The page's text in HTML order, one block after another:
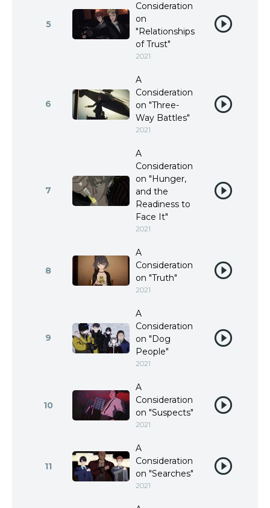
5
Consideration
on
"Relationships
of Trust"
2021
6
A
Consideration
on "Three-
Way Battles"
2021
7
A
Consideration
on "Hunger,
and the
Readiness to
Face It"
2021
8
A
Consideration
on "Truth"
2021
9
A
Consideration
on "Dog
People"
2021
10
A
Consideration
on "Suspects"
2021
11
A
Consideration
on "Searches"
2021